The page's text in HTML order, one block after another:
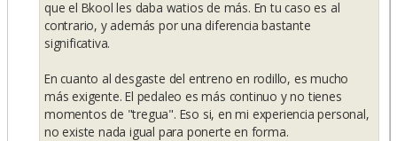
que el Bkool les daba watios de más. En tu caso es al
contrario, y además por una diferencia bastante
significativa.
En cuanto al desgaste del entreno en rodillo, es mucho
más exigente. El pedaleo es más continuo y no tienes
momentos de "tregua". Eso si, en mi experiencia personal,
no existe nada igual para ponerte en forma.